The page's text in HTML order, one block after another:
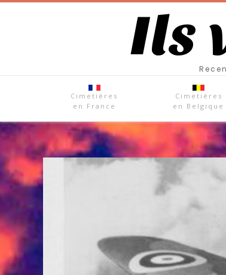
Ils
Cimetières
en France
Cimetières
en Belgique